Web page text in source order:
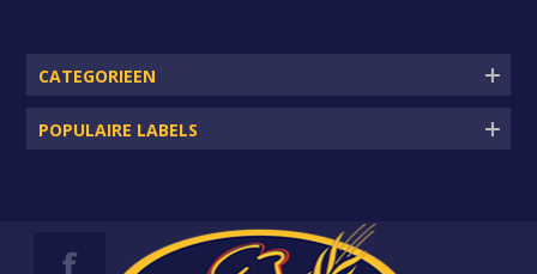
CATEGORIEEN
POPULAIRE LABELS